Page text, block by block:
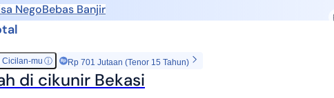
NegoBebas Banjir
Cicilan-mu ⓘ Rp 701 Jutaan (Tenor 15 Tahun)
di cikunir Bekasi